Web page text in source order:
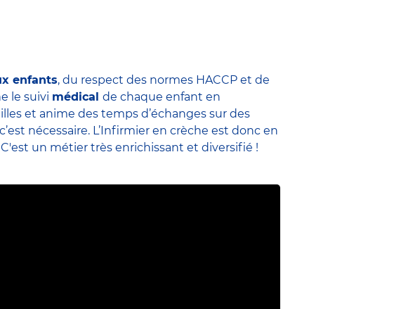
enfants, du respect des normes HACCP et de
le suivi médical de chaque enfant en
et anime des temps d’échanges sur des
nécessaire. L’Infirmier en crèche est donc en
un métier très enrichissant et diversifié !